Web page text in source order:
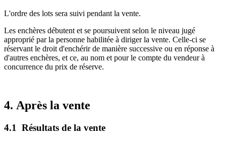
L'ordre des lots sera suivi pendant la vente.
Les enchères débutent et se poursuivent selon le niveau jugé
approprié par la personne habilitée à diriger la vente. Celle-ci se
réservant le droit d'enchérir de manière successive ou en réponse à
d'autres enchères, et ce, au nom et pour le compte du vendeur à
concurrence du prix de réserve.
4. Après la vente
4.1 Résultats de la vente